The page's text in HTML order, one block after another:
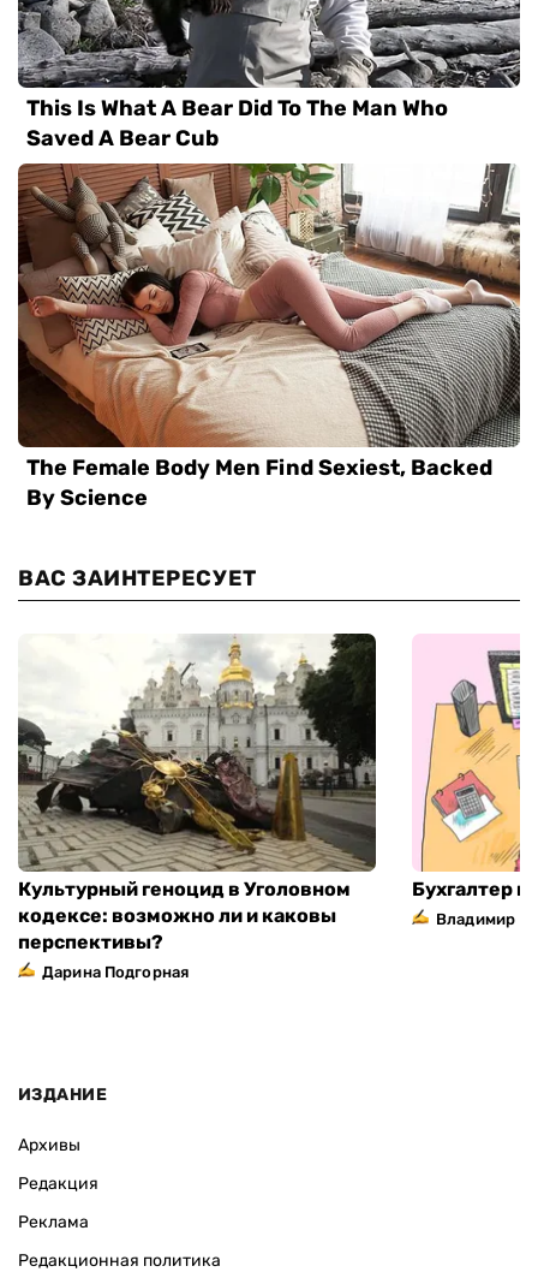
ВАС ЗАИНТЕРЕСУЕТ
Культурный геноцид в Уголовном
кодексе: возможно ли и каковы
перспективы?
Дарина Подгорная
Бухгалтер
Владимир
ИЗДАНИЕ
Архивы
Редакция
Реклама
Редакционная политика